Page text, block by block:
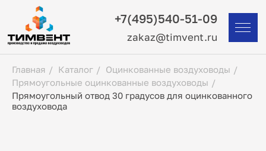
+7(495)540-51-09
zakaz@timvent.ru
Главная / Каталог / Оцинкованные воздуховоды /
Прямоугольные оцинкованные воздуховоды /
Прямоугольный отвод 30 градусов для оцинкованного
воздуховода